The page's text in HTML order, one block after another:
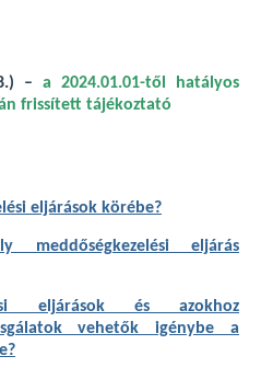
– a 2024.01.01-től hatályos
frissített tájékoztató
eljárások körébe?
meddőségkezelési eljárás
eljárások és azokhoz
vehetők igénybe a